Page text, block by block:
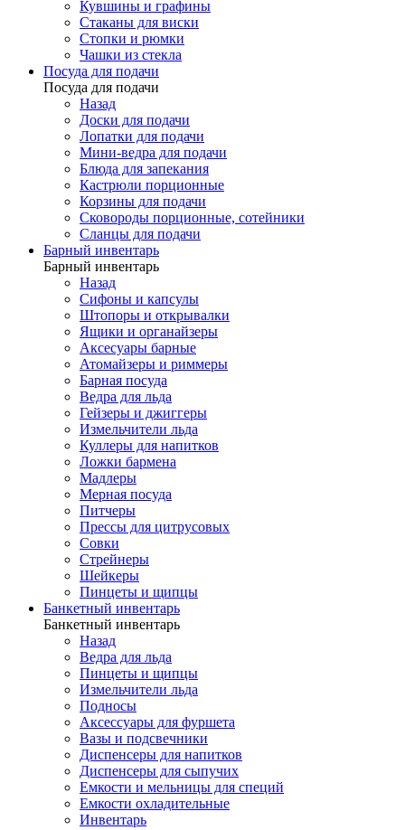
Кувшины и графины
Стаканы для виски
Стопки и рюмки
Чашки из стекла
Посуда для подачи
Посуда для подачи
Назад
Доски для подачи
Лопатки для подачи
Мини-ведра для подачи
Блюда для запекания
Кастрюли порционные
Корзины для подачи
Сковороды порционные, сотейники
Сланцы для подачи
Барный инвентарь
Барный инвентарь
Назад
Сифоны и капсулы
Штопоры и открывалки
Ящики и органайзеры
Аксесуары барные
Атомайзеры и риммеры
Барная посуда
Ведра для льда
Гейзеры и джиггеры
Измельчители льда
Куллеры для напитков
Ложки бармена
Мадлеры
Мерная посуда
Питчеры
Прессы для цитрусовых
Совки
Стрейнеры
Шейкеры
Пинцеты и щипцы
Банкетный инвентарь
Банкетный инвентарь
Назад
Ведра для льда
Пинцеты и щипцы
Измельчители льда
Подносы
Аксессуары для фуршета
Вазы и подсвечники
Диспенсеры для напитков
Диспенсеры для сыпучих
Емкости и мельницы для специй
Емкости охладительные
Инвентарь